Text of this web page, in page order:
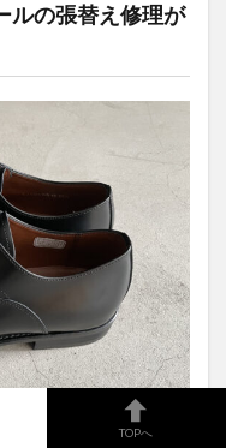
ルの張替え修理が
TOPへ